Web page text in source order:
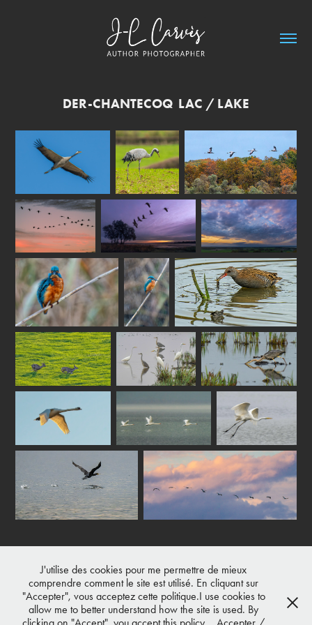
DER-CHANTECOQ  LAC / LAKE
↑ Back to Top
J'utilise des cookies pour me permettre de mieux
comprendre comment le site est utilisé. En cliquant sur
"Accepter", vous acceptez cette politique.I use cookies to
allow me to better understand how the site is used. By